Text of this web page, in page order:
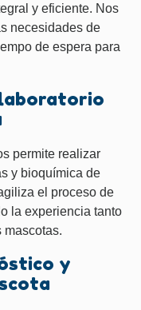
y eficiente. Nos
necesidades de
de espera para
permite realizar
y bioquímica de
el proceso de
la experiencia tanto
mascotas.
y